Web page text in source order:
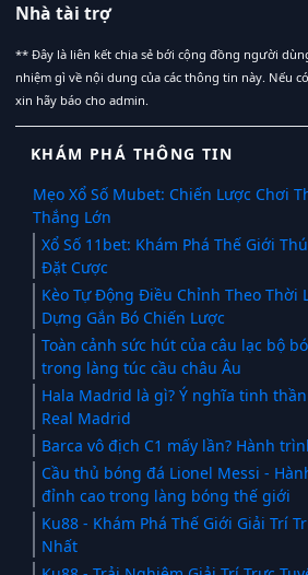
Nhà tài trợ
** Đây là liên kết chia sẻ bới cộng đồng người
nhiệm gì về nội dung của các thông tin này. Nếu
xin hãy báo cho admin.
KHÁM PHÁ THÔNG TIN
Mẹo Xổ Số Mubet: Chiến Lược Chơi
Thắng Lớn
Xổ Số 11bet: Khám Phá Thế Giới
Đặt Cược
Kèo Tự Động Điều Chỉnh Theo Thời
Dựng Gắn Bó Chiến Lược
Toàn cảnh sức hút của câu lạc bộ
trong làng túc cầu châu Âu
Hala Madrid là gì? Ý nghĩa tinh
Real Madrid
Barca vô địch C1 mấy lần? Hành
Cầu thủ bóng đá Lionel Messi -
đỉnh cao trong làng bóng thế giới
Ku88 - Khám Phá Thế Giới Giải Trí
Nhất